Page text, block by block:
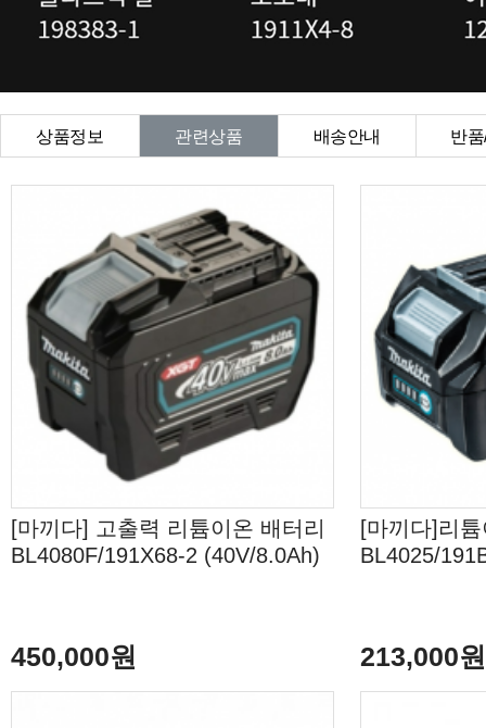
상품정보 관련상품 배송안내 반
상품Q&A
[마끼다] 고출력 리튬이온 배터리
BL4080F/191X68-2 (40V/8.0Ah)
450,000원
[마끼다]리
BL4025/
213,000원